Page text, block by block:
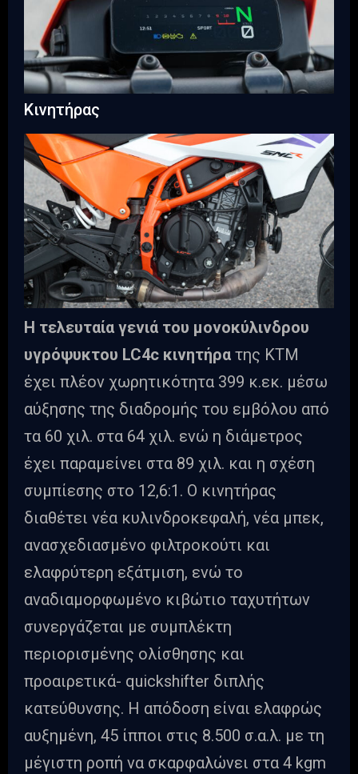
Κινητήρας
Η τελευταία γενιά του μονοκύλινδρου
υγρόψυκτου LC4c κινητήρα της KTM
έχει πλέον χωρητικότητα 399 κ.εκ. μέσω
αύξησης της διαδρομής του εμβόλου από
τα 60 χιλ. στα 64 χιλ. ενώ η διάμετρος
έχει παραμείνει στα 89 χιλ. και η σχέση
συμπίεσης στο 12,6:1. Ο κινητήρας
διαθέτει νέα κυλινδροκεφαλή, νέα μπεκ,
ανασχεδιασμένο φιλτροκούτι και
ελαφρύτερη εξάτμιση, ενώ το
αναδιαμορφωμένο κιβώτιο ταχυτήτων
συνεργάζεται με συμπλέκτη
περιορισμένης ολίσθησης και
προαιρετικά- quickshifter διπλής
κατεύθυνσης. Η απόδοση είναι ελαφρώς
αυξημένη, 45 ίπποι στις 8.500 σ.α.λ. με τη
μέγιστη ροπή να σκαρφαλώνει στα 4 kgm